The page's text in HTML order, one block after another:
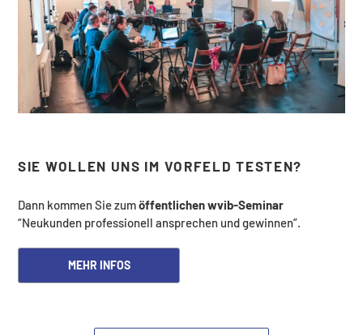
SIE WOLLEN UNS IM VORFELD TESTEN?
Dann kommen Sie zumöffentlichen wvib-Seminar
“Neukunden professionell ansprechen und gewinnen”.